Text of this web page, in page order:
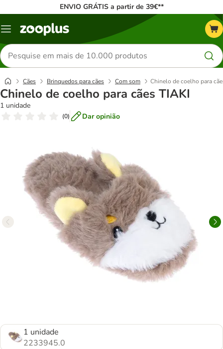
ENVIO GRÁTIS a partir de 39€**
Menu
Pesquisar
produtos
Cães Brinquedos para cães Com som Chinelo de coelho para
Chinelo de coelho para cães TIAKI
1 unidade
(0) Dar opinião
1 unidade
2233945.0